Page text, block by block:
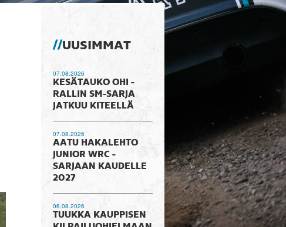
UUSIMMAT
07.08.2026
KESÄTAUKO OHI -
RALLIN SM-SARJA
JATKUU KITEELLÄ
07.08.2026
AATU HAKALEHTO
JUNIOR WRC -
SARJAAN KAUDELLE
2027
06.08.2026
TUUKKA KAUPPISEN